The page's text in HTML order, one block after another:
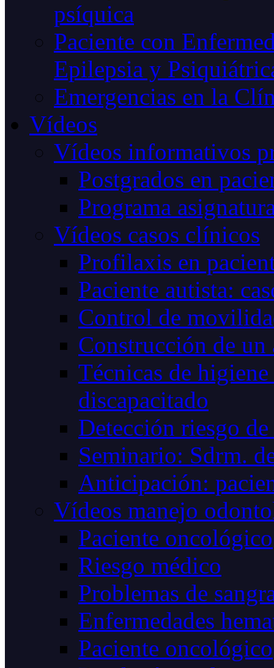
psíquica
Paciente con
Epilepsia y
Emergencias en la
Vídeos
Vídeos informativos
Postgrados en
Programa
Vídeos casos clínicos
Profilaxis en
Paciente autista:
Control de
Construcción de un
Técnicas de
discapacitado
Detección riesgo de
Seminario: Sdrm.
Anticipación:
Vídeos manejo
Paciente oncológico
Riesgo médico
Problemas de
Enfermedades
Paciente oncológico